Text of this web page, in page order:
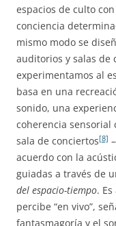
espacios de culto
conciencia
mismo modo se
auditorios y salas de
experimentamos al
basa en una
sonido, una
coherencia sensorial
sala de conciertos[8]
acuerdo con la
guiadas a través de
del espacio-tiempo.
percibe “en vivo”,
fantasmagoría y el